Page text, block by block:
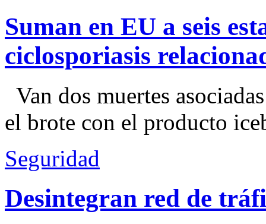
Suman en EU a seis
ciclosporiasis
Van dos muertes
el brote con el producto
Seguridad
Desintegran red de